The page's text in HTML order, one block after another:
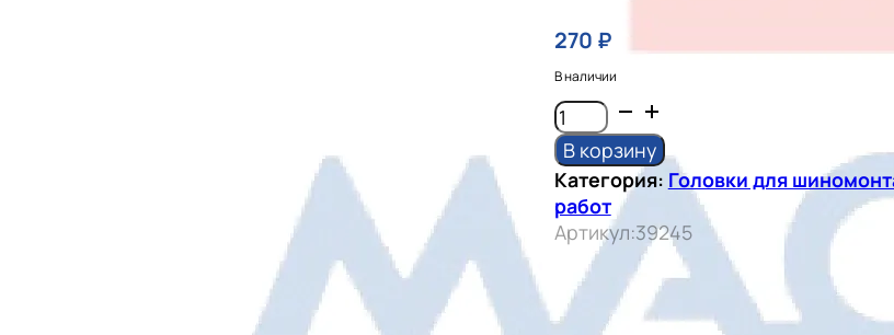
270 ₽
В наличии
Количество
товара
головка
(1/2";L=100mm)
со
вставкой
TORX
T45
АвтоDело
В корзину
Категория: Головки для
работ
Артикул:39245